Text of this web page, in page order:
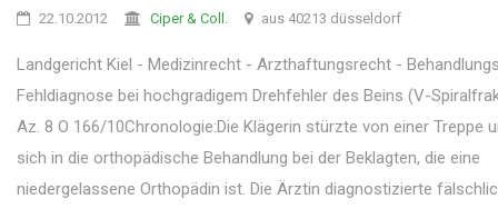
22.10.2012 Ciper & Coll. aus 40213 düsseldorf
Landgericht Kiel - Medizinrecht - Arzthaftungsrecht -
Fehldiagnose bei hochgradigem Drehfehler des Beins (V-
Az. 8 O 166/10Chronologie:Die Klägerin stürzte von einer Treppe
sich in die orthopädische Behandlung bei der Beklagten, die eine
niedergelassene Orthopädin ist. Die Ärztin diagnostizierte